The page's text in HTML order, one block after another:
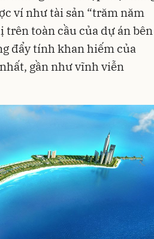
ví như tài sản “trăm năm
trên toàn cầu của dự án bên
đẩy tính khan hiếm của
gần như vĩnh viễn